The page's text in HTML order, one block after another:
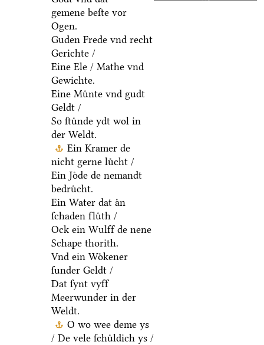
gemene beſte vor
Ogen.
Guden Frede vnd recht
Gerichte /
Eine Ele / Mathe vnd
Gewichte.
Eine Muͤnte vnd gudt
Geldt /
So ſtuͤnde ydt wol in
der Weldt.
Ein Kramer de
nicht gerne luͤcht /
Ein Joͤde de nemandt
bedruͤcht.
Ein Water dat aͤn
ſchaden fluͤth /
Ock ein Wulff de nene
Schape thorith.
Vnd ein Woͤkener
ſunder Geldt /
Dat ſynt vyff
Meerwunder in der
Weldt.
O wo wee deme ys
/ De vele ſchuͤldich ys /